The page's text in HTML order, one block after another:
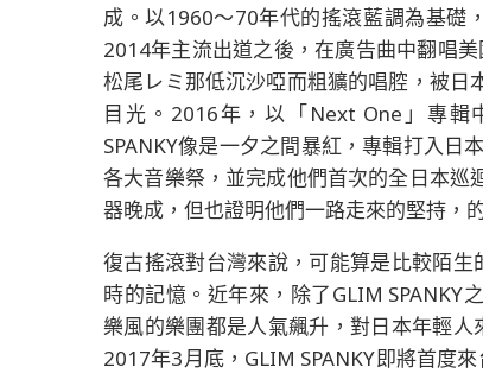
成。以1960～70年代的搖滾藍調為基礎
2014年主流出道之後，在廣告曲中翻唱美
松尾レミ那低沉沙啞而粗獷的唱腔，被日
目光。2016年，以「Next One」專輯
SPANKY像是一夕之間暴紅，專輯打入
各大音樂祭，並完成他們首次的全日本巡
器晚成，但也證明他們一路走來的堅持，
復古搖滾對台灣來說，可能算是比較陌
時的記憶。近年來，除了GLIM SPANKY
樂風的樂團都是人氣飆升，對日本年輕
2017年3月底，GLIM SPANKY即將首度